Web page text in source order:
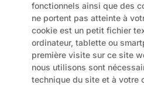
fonctionnels ainsi que des
ne portent pas atteinte à
cookie est un petit fichier
ordinateur, tablette ou
première visite sur ce site
nous utilisons sont
technique du site et à votre